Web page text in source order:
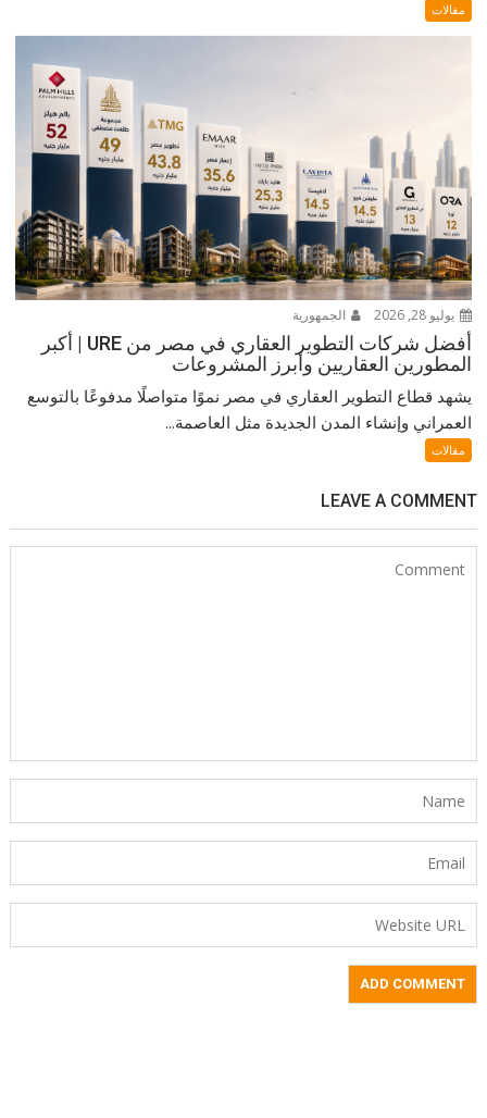
مقالات
يوليو 28, 2026 الجمهورية
أفضل شركات التطوير العقاري في مصر من URE | أكبر
المطورين العقاريين وأبرز المشروعات
يشهد قطاع التطوير العقاري في مصر نموًا متواصلًا مدفوعًا بالتوسع
العمراني وإنشاء المدن الجديدة مثل العاصمة...
مقالات
LEAVE A COMMENT